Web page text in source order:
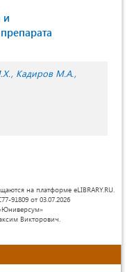
и
Кадиров М.А.
на платформе eLIBRARY.RU.
91809 от 03.07.2026
Викторович.